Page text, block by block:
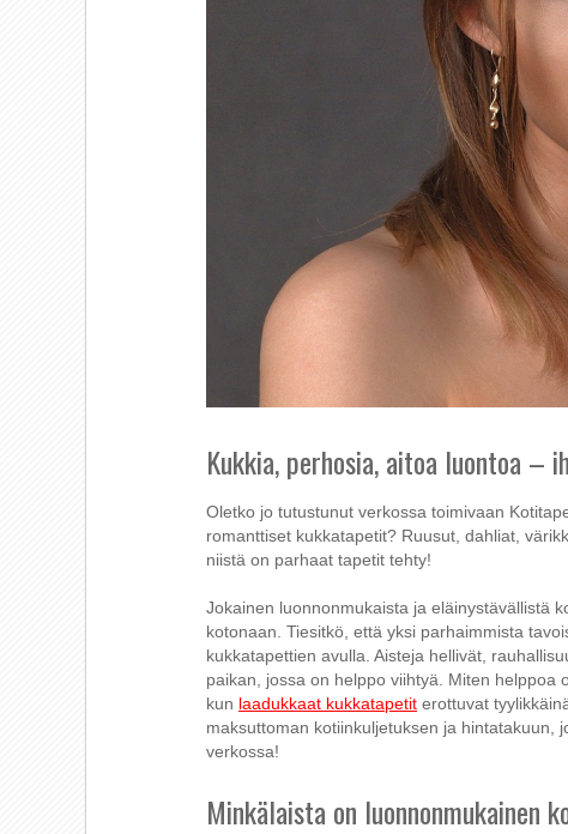
Kukkia, perhosia, aitoa luontoa –
Oletko jo tutustunut verkossa toimivaan
romanttiset kukkatapetit? Ruusut, dahliat,
niistä on parhaat tapetit tehty!
Jokainen luonnonmukaista ja eläinystävällistä
kotonaan. Tiesitkö, että yksi parhaimmista
kukkatapettien avulla. Aisteja hellivät,
paikan, jossa on helppo viihtyä. Miten helppoa
kun laadukkaat kukkatapetit erottuvat
maksuttoman kotiinkuljetuksen ja hintatakuun,
verkossa!
Minkälaista on luonnonmukainen